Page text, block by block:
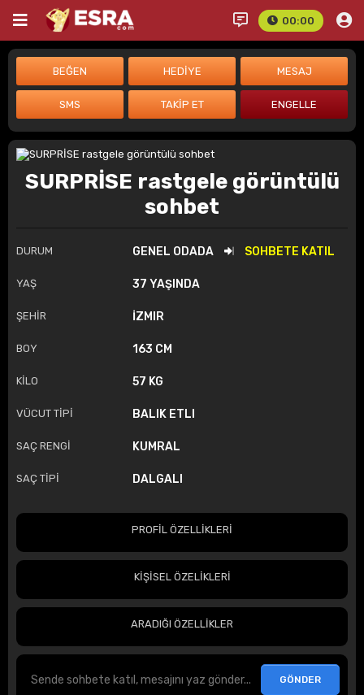
00:00
SURPRİSE rastgele görüntülü
sohbet
DURUM GENEL ODADA SOHBETE KATIL
YAŞ 37 YAŞINDA
ŞEHİR İZMIR
BOY 163 CM
KİLO 57 KG
VÜCUT TİPİ BALIK ETLI
SAÇ RENGİ KUMRAL
SAÇ TİPİ DALGALI
PROFİL ÖZELLİKLERİ
KİŞİSEL ÖZELİKLERİ
ARADIĞI ÖZELLİKLER